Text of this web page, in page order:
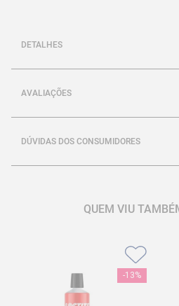
DETALHES
AVALIAÇÕES
DÚVIDAS DOS CONSUMIDORES
QUEM VIU
-13%